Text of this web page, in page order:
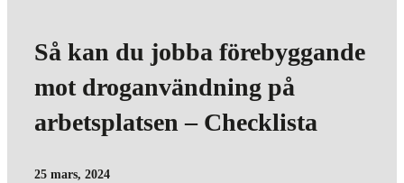
Så kan du jobba förebyggande
mot droganvändning på
arbetsplatsen – Checklista
25 mars, 2024